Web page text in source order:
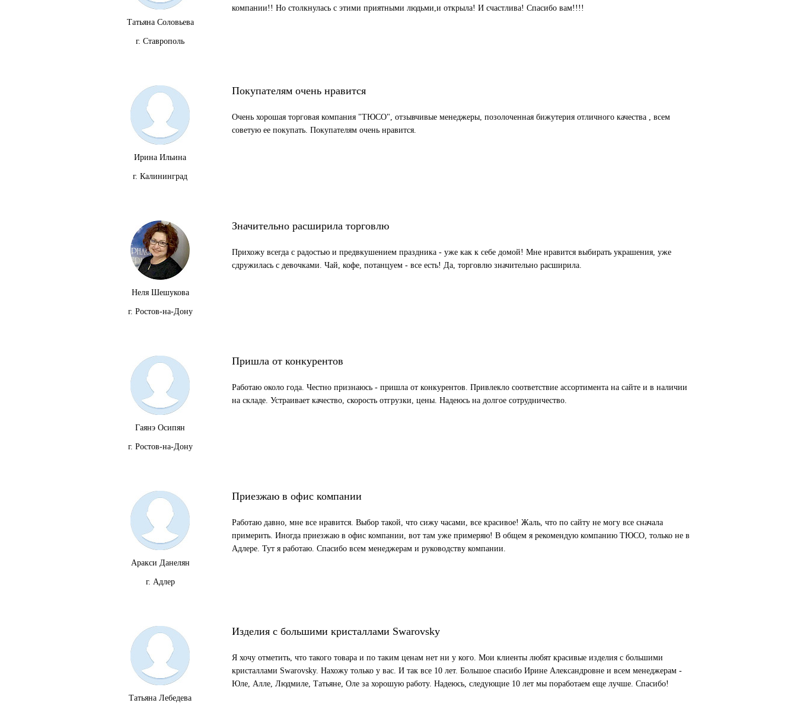
Татьяна Соловьева
г. Ставрополь
компании!! Но столкнулась с этими приятными людьми,и открыла! И счастлива! Спасибо вам!!!!
Ирина Ильина
г. Калининград
Покупателям очень нравится
Очень хорошая торговая компания "ТЮСО", отзывчивые менеджеры, позолоченная бижутерия отличного качества , всем
советую ее покупать. Покупателям очень нравится.
Неля Шешукова
г. Ростов-на-Дону
Значительно расширила торговлю
Прихожу всегда с радостью и предвкушением праздника - уже как к себе домой! Мне нравится выбирать украшения, уже
сдружилась с девочками. Чай, кофе, потанцуем - все есть! Да, торговлю значительно расширила.
Гаянэ Осипян
г. Ростов-на-Дону
Пришла от конкурентов
Работаю около года. Честно признаюсь - пришла от конкурентов. Привлекло соответствие ассортимента на сайте и в наличии
на складе. Устраивает качество, скорость отгрузки, цены. Надеюсь на долгое сотрудничество.
Аракси Данелян
г. Адлер
Приезжаю в офис компании
Работаю давно, мне все нравится. Выбор такой, что сижу часами, все красивое! Жаль, что по сайту не могу все сначала
примерить. Иногда приезжаю в офис компании, вот там уже примеряю! В общем я рекомендую компанию ТЮСО, только не в
Адлере. Тут я работаю. Спасибо всем менеджерам и руководству компании.
Татьяна Лебедева
Изделия с большими кристаллами Swarovsky
Я хочу отметить, что такого товара и по таким ценам нет ни у кого. Мои клиенты любят красивые изделия с большими
кристаллами Swarovsky. Нахожу только у вас. И так все 10 лет. Большое спасибо Ирине Александровне и всем менеджерам -
Юле, Алле, Людмиле, Татьяне, Оле за хорошую работу. Надеюсь, следующие 10 лет мы поработаем еще лучше. Спасибо!